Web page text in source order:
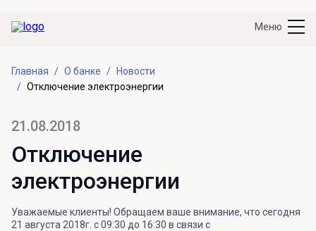
Меню
Главная О банке
Новости
Отключение электроэнергии
21.08.2018
Отключение
электроэнергии
Уважаемые клиенты! Обращаем ваше внимание, что сегодня
21 августа 2018г. с 09:30 до 16:30 в связи с